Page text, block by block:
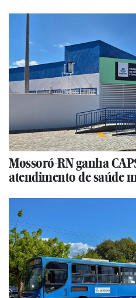
Mossoró-RN ganha
atendimento de saúde